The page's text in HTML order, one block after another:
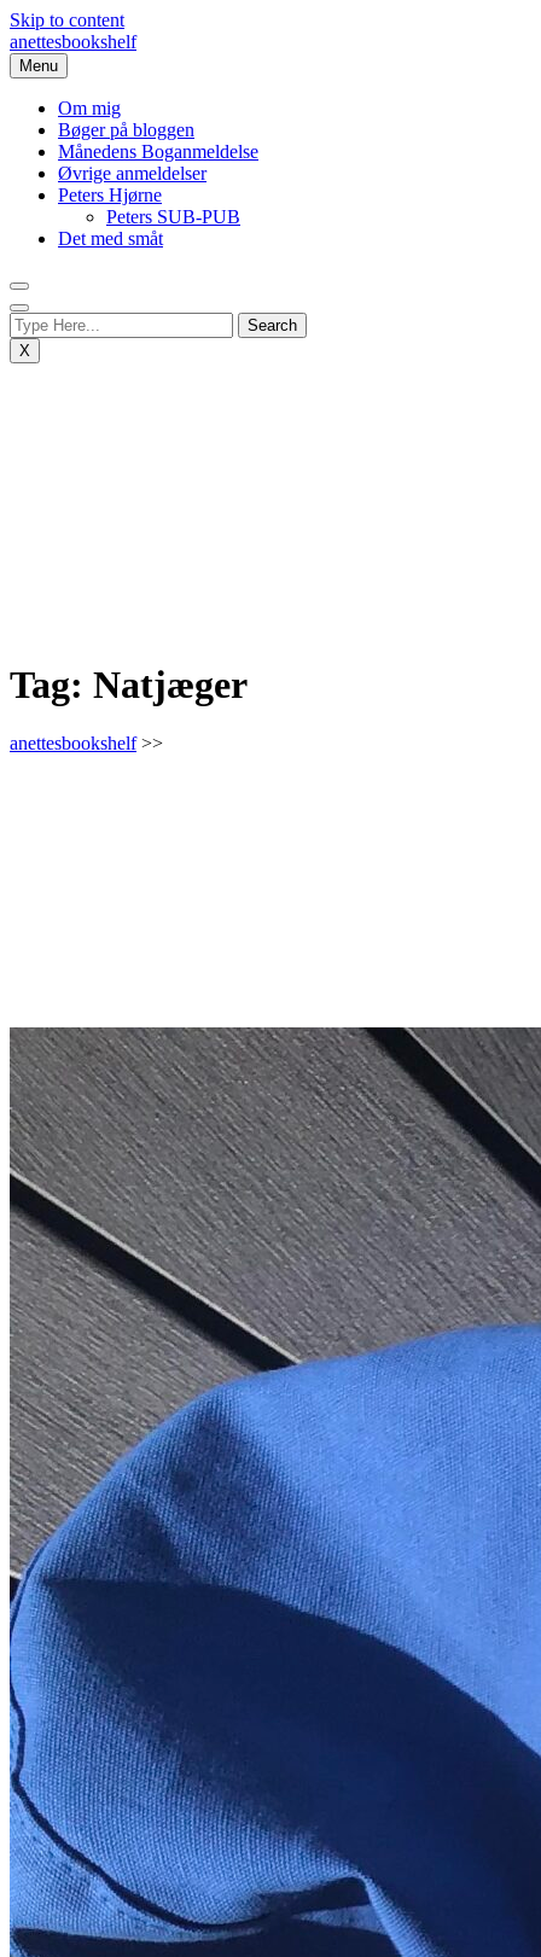
Skip to content
anettesbookshelf
Menu
Om mig
Bøger på bloggen
Månedens Boganmeldelse
Øvrige anmeldelser
Peters Hjørne
Peters SUB-PUB
Det med småt
X
Tag: Natjæger
anettesbookshelf>>